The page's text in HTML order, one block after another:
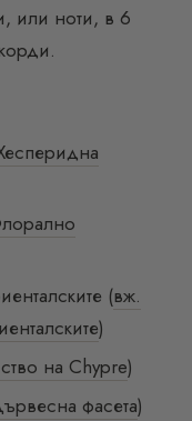
или ноти, в 6
(вж.
)
на Chypre)
фасета)